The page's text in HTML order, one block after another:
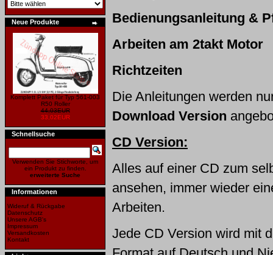
Neue Produkte
Komplett Paket für Typ 561-003
R50 Roller
44,03EUR
33,02EUR
Schnellsuche
Verwenden Sie Stichworte, um
ein Produkt zu finden.
erweiterte Suche
Informationen
Wideruf & Rückgabe
Datenschutz
Unsere AGB's
Impressum
Versandkosten
Kontakt
Bedienungsanleitung &
Arbeiten am 2takt Motor
Richtzeiten
Die Anleitungen werden
Download Version
CD Version:
Alles auf einer CD zum
ansehen, immer wieder
Arbeiten.
Jede CD Version wird mit